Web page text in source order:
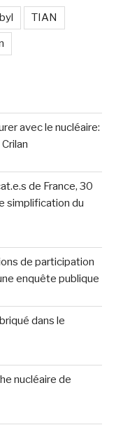
TIAN
avec le nucléaire:
de France, 30
simplification du
de participation
enquête publique
dans le
nucléaire de